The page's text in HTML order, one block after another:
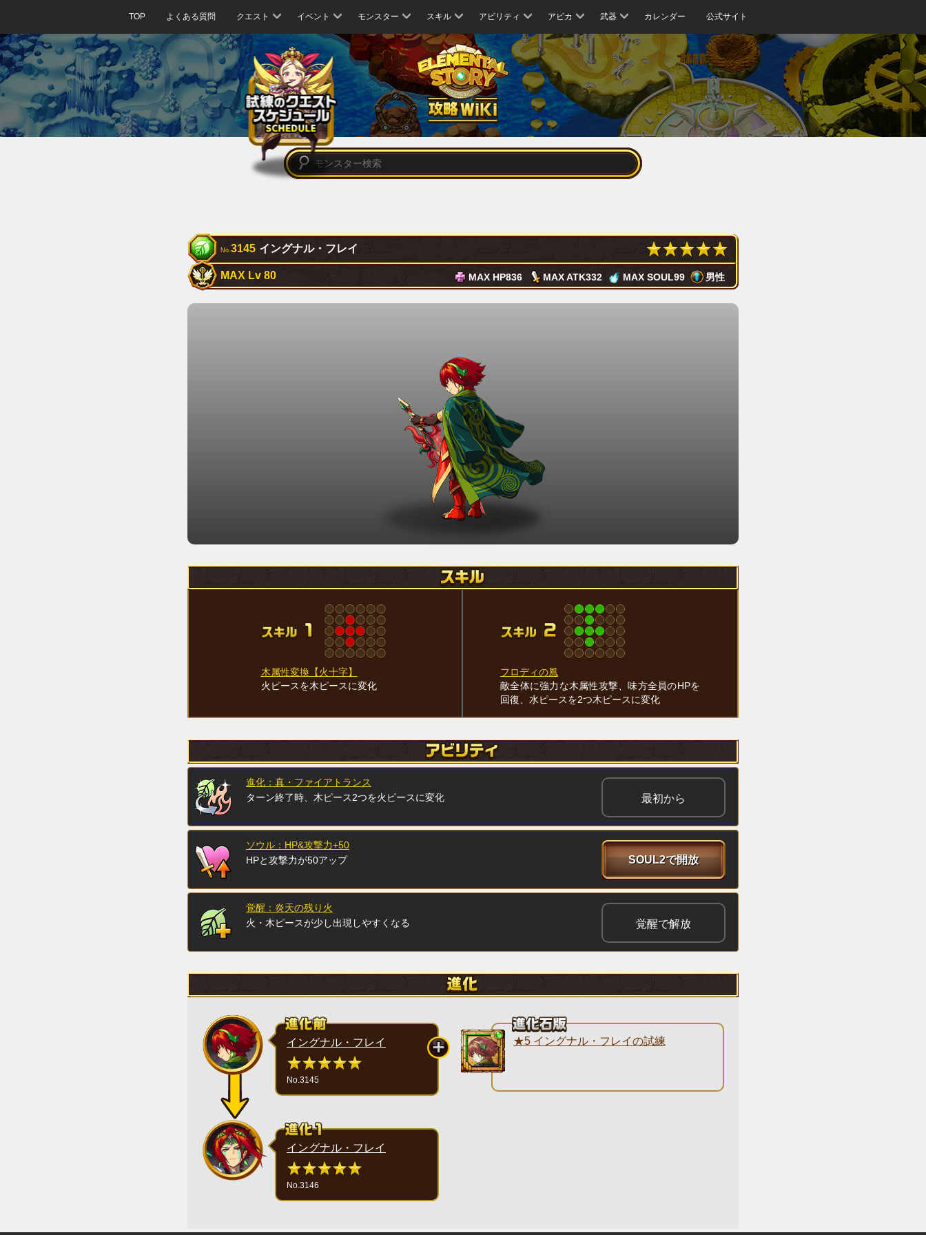
TOP よくある質問 クエスト イベント モンスター スキル アビリティ アビカ 武器 カレンダー 公式サイト
No.3145 イングナル・フレイ
MAX Lv 80 MAX HP836 MAX ATK332 MAX SOUL99 男性
木属性変換【火十字】
火ピースを木ピースに変化
フロディの風
敵全体に強力な木属性攻撃、味方全員のHPを
回復、水ピースを2つ木ピースに変化
進化：真・ファイアトランス
ターン終了時、木ピース2つを火ピースに変化
最初から
ソウル：HP&攻撃力+50
HPと攻撃力が50アップ
SOUL2で開放
覚醒：炎天の残り火
火・木ピースが少し出現しやすくなる
覚醒で解放
イングナル・フレイ
No.3145
★5 イングナル・フレイの試練
イングナル・フレイ
No.3146